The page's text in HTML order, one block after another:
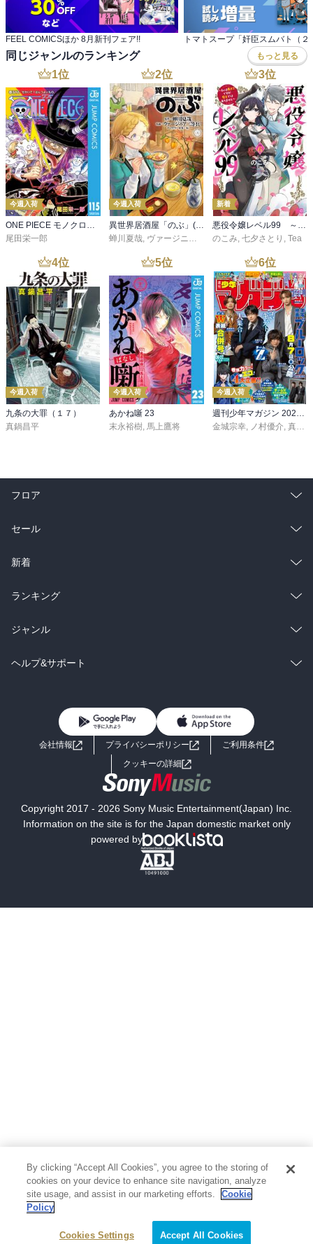
FEEL COMICSほか 8月新刊フェア!!
同じジャンルのランキング もっと見る
1位
今週入荷
ONE PIECE モノクロ版 115
尾田栄一郎
2位
今週入荷
異世界居酒屋「のぶ」(22)
蝉川夏哉, ヴァージニア二等兵 ,転
3位
新着
悪役令嬢レベル99 ～私は裏ボスですが魔王ではありません～ その６
のこみ, 七夕さとり , Tea
4位
今週入荷
九条の大罪（１７）
真鍋昌平
5位
今週入荷
あかね噺 23
末永裕樹, 馬上鷹将
6位
今週入荷
週刊少年マガジン 2026年36・37号[2026年8月5日発売]
金城宗幸, ノ村優介, 真島ヒロ
フロア
総合
ラノベ
雑誌・グラビア
BL・TL
セール
総合
ラノベ
雑誌・グラビア
BL・TL
新着
総合
ラノベ
雑誌・グラビア
ランキング
総合
ラノベ
ジャンル
コミック
ライトノベル 男子向けラノベ
小説
海外小説
ミステリー SF
文学
芸術・アート 映画・音楽・演劇
写真集 教養
医学・福祉
ヘルプ&サポート
よくあるご質問 お問い合わせ
会社情報 プライバシーポリシー
ご利用条件
クッキーの詳細
Copyright 2017 - 2026 Sony Music Entertainment(Japan) Inc.
Information on the site is for the Japan domestic market only
powered by
By clicking “Accept All Cookies”, you agree to the storing of
cookies on your device to enhance site navigation, analyze
site usage, and assist in our marketing efforts.
Cookie
Policy
Cookies Settings Accept All Cookies